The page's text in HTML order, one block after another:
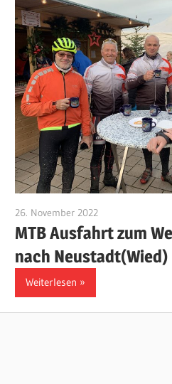
26. November 2022
MTB Ausfahrt zum
nach Neustadt(Wied)
Weiterlesen